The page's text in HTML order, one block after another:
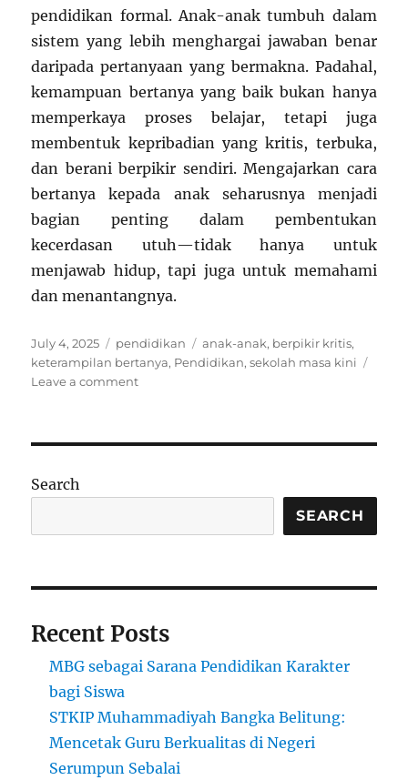
pendidikan formal. Anak-anak tumbuh dalam
sistem yang lebih menghargai jawaban benar
daripada pertanyaan yang bermakna. Padahal,
kemampuan bertanya yang baik bukan hanya
memperkaya proses belajar, tetapi juga
membentuk kepribadian yang kritis, terbuka,
dan berani berpikir sendiri. Mengajarkan cara
bertanya kepada anak seharusnya menjadi
bagian penting dalam pembentukan
kecerdasan utuh—tidak hanya untuk
menjawab hidup, tapi juga untuk memahami
dan menantangnya.
Posted
on
July 4, 2025 Categories
pendidikan Tags
anak-anak, berpikir kritis,
keterampilan bertanya, Pendidikan,sekolah masa kini
Leave a commenton
Cara
yang
Search
SEARCH
Recent Posts
MBG sebagai Sarana Pendidikan Karakter
bagi Siswa
STKIP Muhammadiyah Bangka Belitung:
Mencetak Guru Berkualitas di Negeri
Serumpun Sebalai